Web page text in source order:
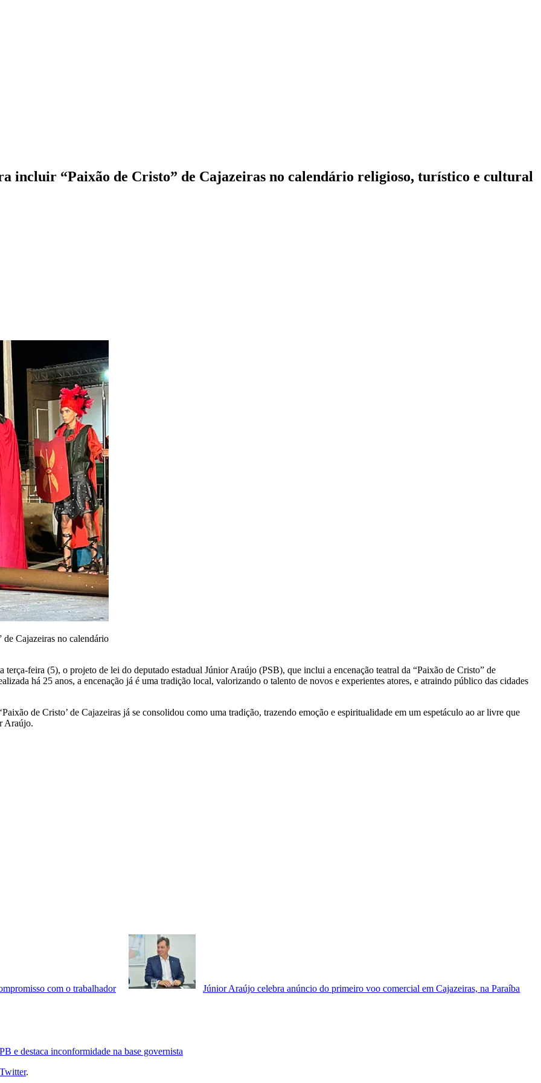
incluir “Paixão de Cristo” de Cajazeiras no calendário religioso, turístico e cultural
Cajazeiras no calendário
feira (5), o projeto de lei do deputado estadual Júnior Araújo (PSB), que inclui a encenação teatral da “Paixão de Cristo” de
há 25 anos, a encenação já é uma tradição local, valorizando o talento de novos e experientes atores, e atraindo público das cidades
de Cristo’ de Cajazeiras já se consolidou como uma tradição, trazendo emoção e espiritualidade em um espetáculo ao ar livre que
Araújo.
com o trabalhador Júnior Araújo celebra anúncio do primeiro voo comercial em Cajazeiras, na Paraíba
e destaca inconformidade na base governista
Twitter.